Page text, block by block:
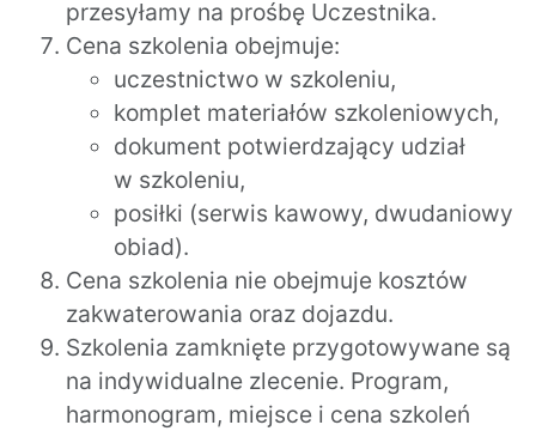
przesyłamy na prośbę Uczestnika.
Cena szkolenia obejmuje:
uczestnictwo w szkoleniu,
komplet materiałów szkoleniowych,
dokument potwierdzający udział
w szkoleniu,
posiłki (serwis kawowy, dwudaniowy
obiad).
Cena szkolenia nie obejmuje kosztów
zakwaterowania oraz dojazdu.
Szkolenia zamknięte przygotowywane są
na indywidualne zlecenie. Program,
harmonogram, miejsce i cena szkoleń